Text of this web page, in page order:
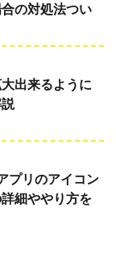
の対処法つい
出来るように
リのアイコン
細ややり方を